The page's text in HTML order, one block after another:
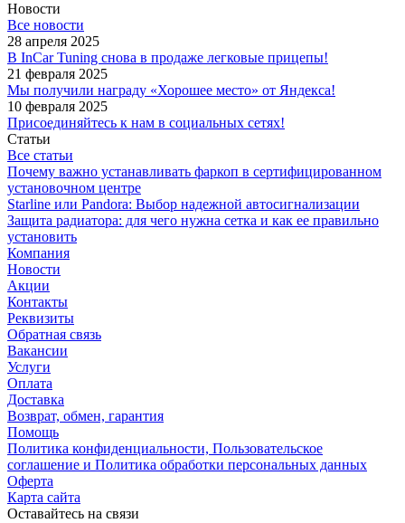
Новости
Все новости
28 апреля 2025
В InCar Tuning снова в продаже легковые прицепы!
21 февраля 2025
Мы получили награду «Хорошее место» от Яндекса!
10 февраля 2025
Присоединяйтесь к нам в социальных сетях!
Статьи
Все статьи
Почему важно устанавливать фаркоп в сертифицированном
установочном центре
Starline или Pandora: Выбор надежной автосигнализации
Защита радиатора: для чего нужна сетка и как ее правильно
установить
Компания
Новости
Акции
Контакты
Реквизиты
Обратная связь
Вакансии
Услуги
Оплата
Доставка
Возврат, обмен, гарантия
Помощь
Политика конфиденциальности, Пользовательское
соглашение и Политика обработки персональных данных
Оферта
Карта сайта
Оставайтесь на связи